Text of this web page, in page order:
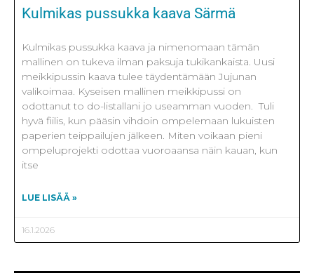
Kulmikas pussukka kaava Särmä
Kulmikas pussukka kaava ja nimenomaan tämän
mallinen on tukeva ilman paksuja tukikankaista. Uusi
meikkipussin kaava tulee täydentämään Jujunan
valikoimaa. Kyseisen mallinen meikkipussi on
odottanut to do-listallani jo useamman vuoden. Tuli
hyvä fiilis, kun pääsin vihdoin ompelemaan lukuisten
paperien teippailujen jälkeen. Miten voikaan pieni
ompeluprojekti odottaa vuoroaansa näin kauan, kun
itse
LUE LISÄÄ »
16.1.2026